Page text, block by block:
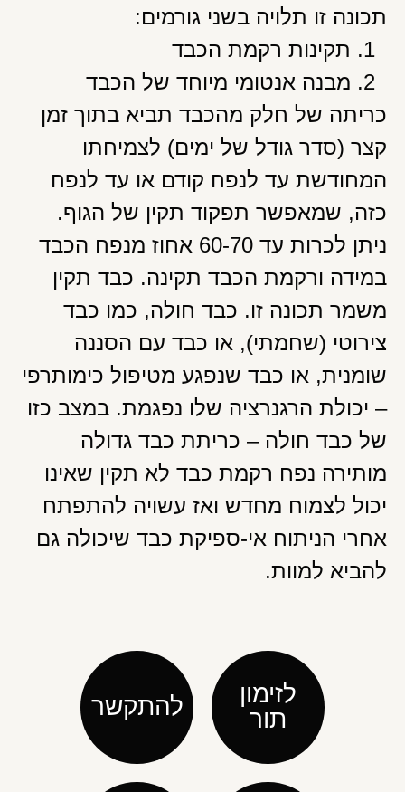
תכונה זו תלויה בשני גורמים:
תקינות רקמת הכבד
מבנה אנטומי מיוחד של הכבד
כריתה של חלק מהכבד תביא בתוך זמן
קצר (סדר גודל של ימים) לצמיחתו
המחודשת עד לנפח קודם או עד לנפח
כזה, שמאפשר תפקוד תקין של הגוף.
ניתן לכרות עד 60-70 אחוז מנפח הכבד
במידה ורקמת הכבד תקינה. כבד תקין
משמר תכונה זו. כבד חולה, כמו כבד
צירוטי (שחמתי), או כבד עם הסננה
שומנית, או כבד שנפגע מטיפול כימותרפי
– יכולת הרגנרציה שלו נפגמת. במצב כזו
של כבד חולה – כריתת כבד גדולה
מותירה נפח רקמת כבד לא תקין שאינו
יכול לצמוח מחדש ואז עשויה להתפתח
אחרי הניתוח אי-ספיקת כבד שיכולה גם
להביא למוות.
לזימון
תור
להתקשר